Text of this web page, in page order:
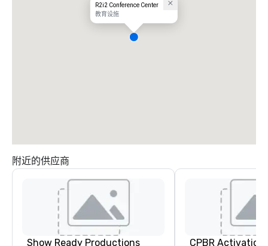
R2i2 Conference Center
教育设施
附近的供应商
Show Ready Productions CPBR Activation